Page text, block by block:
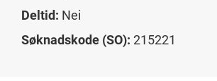
Deltid: Nei
Søknadskode (SO): 215221